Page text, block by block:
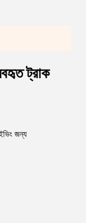
ট্রাক
জন্য